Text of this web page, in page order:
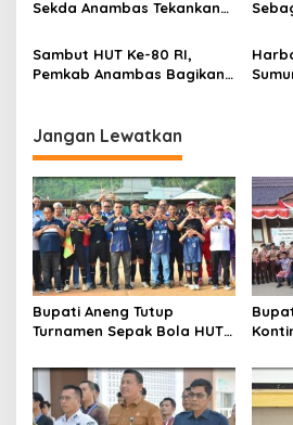
Sekda Anambas Tekankan
Maksimal
Sambut HUT Ke-80 RI,
Pemkab Anambas Bagikan
Jangan Lewatkan
Bupati Aneng Tutup
Turnamen Sepak Bola HUT
Anggrek Air Asuk